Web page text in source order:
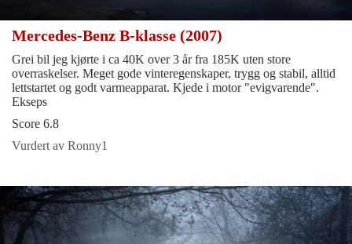
Mercedes-Benz B-klasse (2007)
Grei bil jeg kjørte i ca 40K over 3 år fra 185K uten store
overraskelser. Meget gode vinteregenskaper, trygg og stabil, alltid
lettstartet og godt varmeapparat. Kjede i motor "evigvarende".
Ekseps
Score 6.8
Vurdert av Ronny1